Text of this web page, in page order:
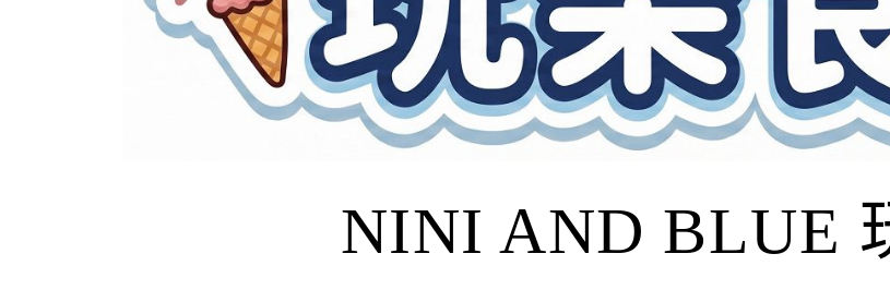
NINI AND BLUE